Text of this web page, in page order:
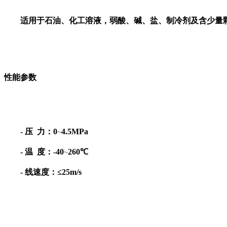
适用于石油、化工溶液，弱酸、碱、盐、制冷剂及含少量
性能参数
- 压 力：0~4.5MPa
- 温 度：-40~260℃
- 线速度：≤25m/s